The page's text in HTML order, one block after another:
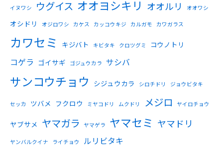
イヌワシ ウグイス オオヨシキリ オオルリ オオワシ
オシドリ オジロワシ カケス カッコウキジ カルガモ カワガラス
カワセミ キジバト キビタキ クロツグミ コウノトリ
コゲラ ゴイサギ ゴジュウカラ サシバ
サンコウチョウ シジュウカラ シロチドリ ジョウビタキ
セッカ ツバメ フクロウ ミヤコドリ ムクドリ メジロ ヤイロチョウ
ヤブサメ ヤマガラ ヤマゲラ ヤマセミ ヤマドリ
ヤンバルクイナ ライチョウ ルリビタキ